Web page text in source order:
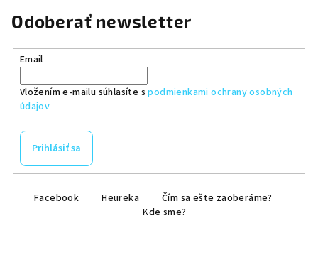
Odoberať newsletter
Email
Vložením e-mailu súhlasíte spodmienkami ochrany osobných
údajov
Prihlásiť sa
Facebook Heureka
Čím sa ešte zaoberáme?
Kde sme?